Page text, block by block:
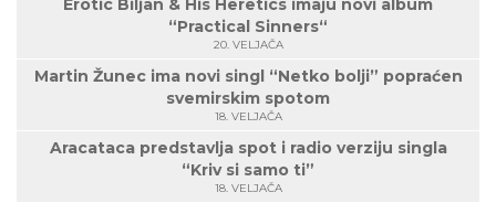
Erotic Biljan & His Heretics imaju novi album
“Practical Sinners“
20. VELJAČA
Martin Žunec ima novi singl “Netko bolji” popraćen
svemirskim spotom
18. VELJAČA
Aracataca predstavlja spot i radio verziju singla
“Kriv si samo ti”
18. VELJAČA